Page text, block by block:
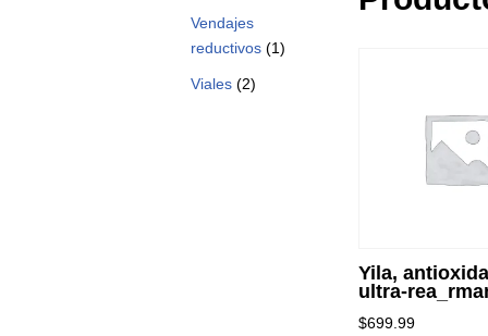
Vendajes
reductivos (1)
Viales (2)
Yila,
ultra-
$699.99